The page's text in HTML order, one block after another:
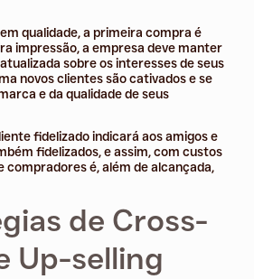
qualidade, a primeira compra é
impressão, a empresa deve manter
sobre os interesses de seus
novos clientes são cativados e se
e da qualidade de seus
fidelizado indicará aos amigos e
fidelizados, e assim, com custos
compradores é, além de alcançada,
de Cross-
Up-selling